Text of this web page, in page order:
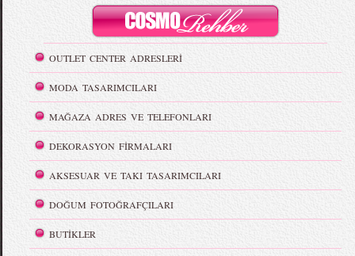
OUTLET CENTER ADRESLERİ
MODA TASARIMCILARI
MAĞAZA ADRES VE TELEFONLARI
DEKORASYON FİRMALARI
AKSESUAR VE TAKI TASARIMCILARI
DOĞUM FOTOĞRAFÇILARI
BUTİKLER